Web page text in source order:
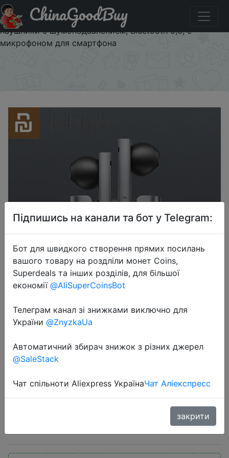
Придбати по знижці PEPPER400 Беспроводные
Bluetooth наушники Youpin FIIL CC TWS, спортивные
наушники с шумоподавлением, Bluetooth 5,0, с
микрофоном для смартфона
ChinaGoodBuy
2020-08-15
Беспроводные Bluetooth наушники
Youpin FIIL CC TWS, спортивные
наушники с шумоподавлением,
смартфона
Підпишись на канали та бот у Telegram:
Бот для швидкого створення прямих посилань
вашого товару на роздліли монет Coins,
Superdeals та інших розділів, для більшої
економії @AliSuperCoinsBot
Телеграм канал зі знижками виключно для
України @ZnyzkaUa
Автоматичний збирач знижок з різних джерел
@SaleStack
Чат спільноти Aliexpress УкраїнаЧат Аліекспресс
закрити